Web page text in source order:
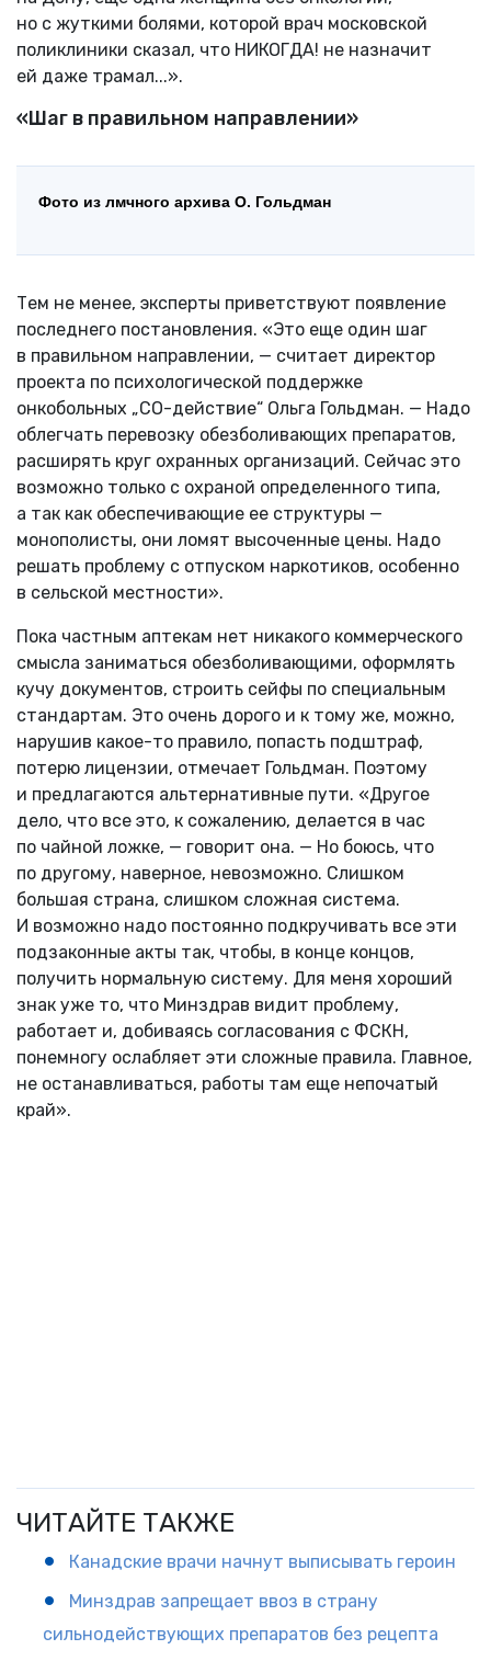
но с жуткими болями, которой врач московской
поликлиники сказал, что НИКОГДА! не назначит
ей даже трамал...».
«Шаг в правильном направлении»
Фото из лмчного архива О. Гольдман
Тем не менее, эксперты приветствуют появление
последнего постановления. «Это еще один шаг
в правильном направлении, — считает директор
проекта по психологической поддержке
онкобольных „СО-действие“ Ольга Гольдман. — Надо
облегчать перевозку обезболивающих препаратов,
расширять круг охранных организаций. Сейчас это
возможно только с охраной определенного типа,
а так как обеспечивающие ее структуры —
монополисты, они ломят высоченные цены. Надо
решать проблему с отпуском наркотиков, особенно
в сельской местности».
Пока частным аптекам нет никакого коммерческого
смысла заниматься обезболивающими, оформлять
кучу документов, строить сейфы по специальным
стандартам. Это очень дорого и к тому же, можно,
нарушив какое-то правило, попасть подштраф,
потерю лицензии, отмечает Гольдман. Поэтому
и предлагаются альтернативные пути. «Другое
дело, что все это, к сожалению, делается в час
по чайной ложке, — говорит она. — Но боюсь, что
по другому, наверное, невозможно. Слишком
большая страна, слишком сложная система.
И возможно надо постоянно подкручивать все эти
подзаконные акты так, чтобы, в конце концов,
получить нормальную систему. Для меня хороший
знак уже то, что Минздрав видит проблему,
работает и, добиваясь согласования с ФСКН,
понемногу ослабляет эти сложные правила. Главное,
не останавливаться, работы там еще непочатый
край».
ЧИТАЙТЕ ТАКЖЕ
Канадские врачи начнут выписывать героин
Минздрав запрещает ввоз в страну
сильнодействующих препаратов без рецепта